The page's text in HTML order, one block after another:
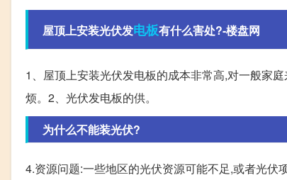
屋顶上安装光伏发电板有什么害处?-楼盘网
1、屋顶上安装光伏发电板的成本非常高,对一般家
烦。2、光伏发电板的供。
为什么不能装光伏?
4.资源问题:一些地区的光伏资源可能不足,或者光